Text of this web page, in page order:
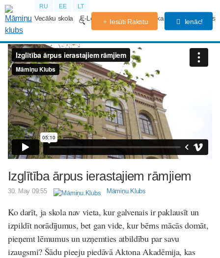
RU EE LT
Vecāku skola E-Lekcijas Grūtniecības kalendārs Forums
Iesūti Rakstu Ienāc!
Izglītība ārpus ierastajiem rāmjiem
30. May 09:55 Māmiņu.Klubs
Ko darīt, ja skola nav vieta, kur galvenais ir paklausīt un
izpildīt norādījumus, bet gan vide, kur bērns mācās domāt,
pieņemt lēmumus un uzņemties atbildību par savu
izaugsmi? Šādu pieeju piedāvā Aktona Akadēmija, kas